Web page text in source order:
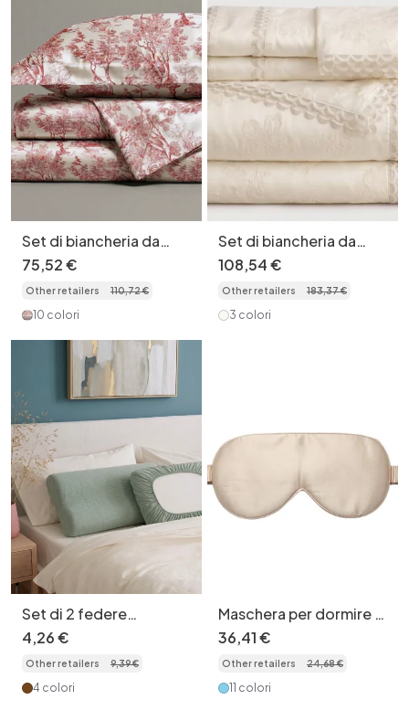
Set di biancheria da
letto in seta di gelso di
alta qualità, composto
da 4 pezzi -
Copripiumino stampato
75,52€
Other retailers 110,72€
10 colori
Set di biancheria da
letto di lusso in
jacquard floreale a 4
pezzi con bordo
smerlato
108,54€
Other retailers 183,37€
3 colori
Set di 2 federe
universali trapuntate in
morbidissimo cotone -
Copricuscino da
viaggio igienico
4,26€
Other retailers 9,39€
4 colori
Maschera per dormire in
seta di gelso Premium
19 Momme – Morbida e
traspirante
36,41€
Other retailers 24,68€
11 colori